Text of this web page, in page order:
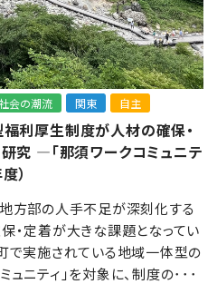
会の潮流 関東 自主
利厚生制度が人材の確保・
究 ―「那須ワークコミュニテ
）
方部の人手不足が深刻化する
・定着が大きな課題となってい
で実施されている地域一体型の
ニティ」を対象に、制度の･･･